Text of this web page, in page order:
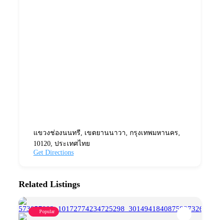
แขวงช่องนนทรี, เขตยานนาวา, กรุงเทพมหานคร,
10120, ประเทศไทย
Get Directions
Related Listings
Popular